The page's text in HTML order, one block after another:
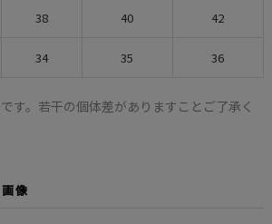
38 40 42
34 35 36
す。若干の個体差がありますことご了承く
像